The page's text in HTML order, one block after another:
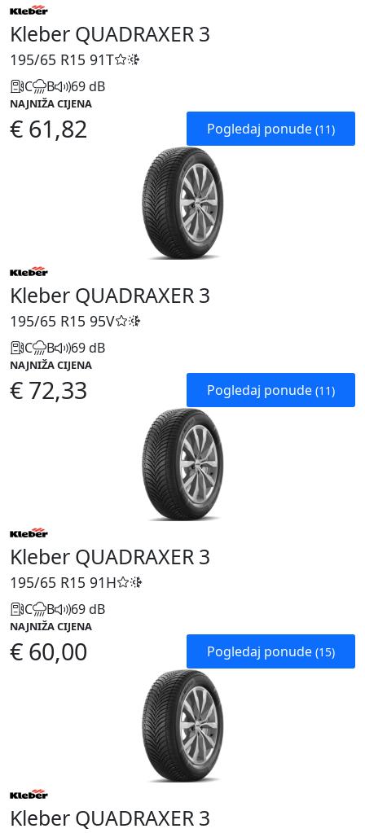
Kleber QUADRAXER 3
195/65 R15 91T
C B 69 dB
NAJNIŽA CIJENA
€ 61,82 Pogledaj ponude (11)
Kleber QUADRAXER 3
195/65 R15 95V
C B 69 dB
NAJNIŽA CIJENA
€ 72,33 Pogledaj ponude (11)
Kleber QUADRAXER 3
195/65 R15 91H
C B 69 dB
NAJNIŽA CIJENA
€ 60,00 Pogledaj ponude (15)
Kleber QUADRAXER 3